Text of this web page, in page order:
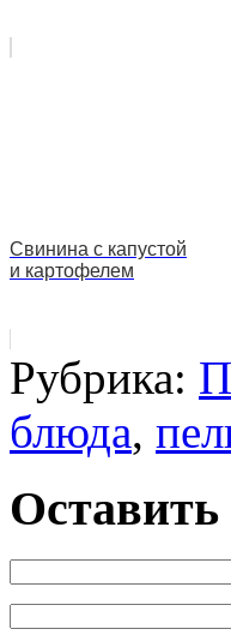
Свинина с капустой
и картофелем
Рубрика:
блюда,